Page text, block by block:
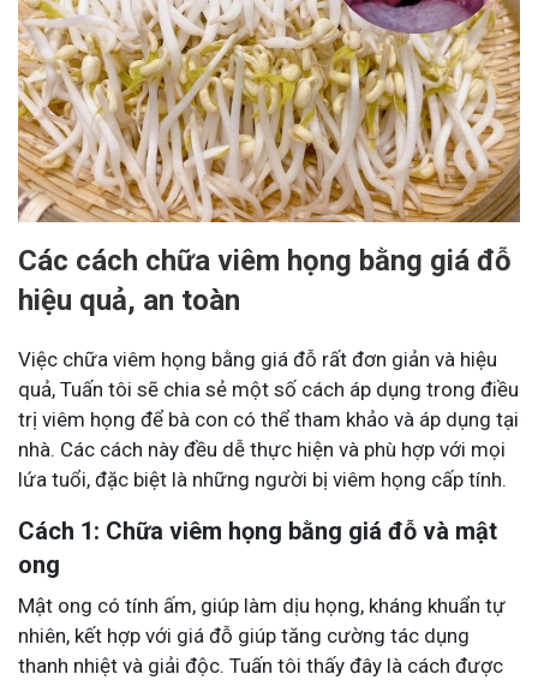
Các cách chữa viêm họng bằng giá đỗ
hiệu quả, an toàn
Việc chữa viêm họng bằng giá đỗ rất đơn giản và hiệu
quả, Tuấn tôi sẽ chia sẻ một số cách áp dụng trong điều
trị viêm họng để bà con có thể tham khảo và áp dụng tại
nhà. Các cách này đều dễ thực hiện và phù hợp với mọi
lứa tuổi, đặc biệt là những người bị viêm họng cấp tính.
Cách 1: Chữa viêm họng bằng giá đỗ và mật
ong
Mật ong có tính ấm, giúp làm dịu họng, kháng khuẩn tự
nhiên, kết hợp với giá đỗ giúp tăng cường tác dụng
thanh nhiệt và giải độc. Tuấn tôi thấy đây là cách được